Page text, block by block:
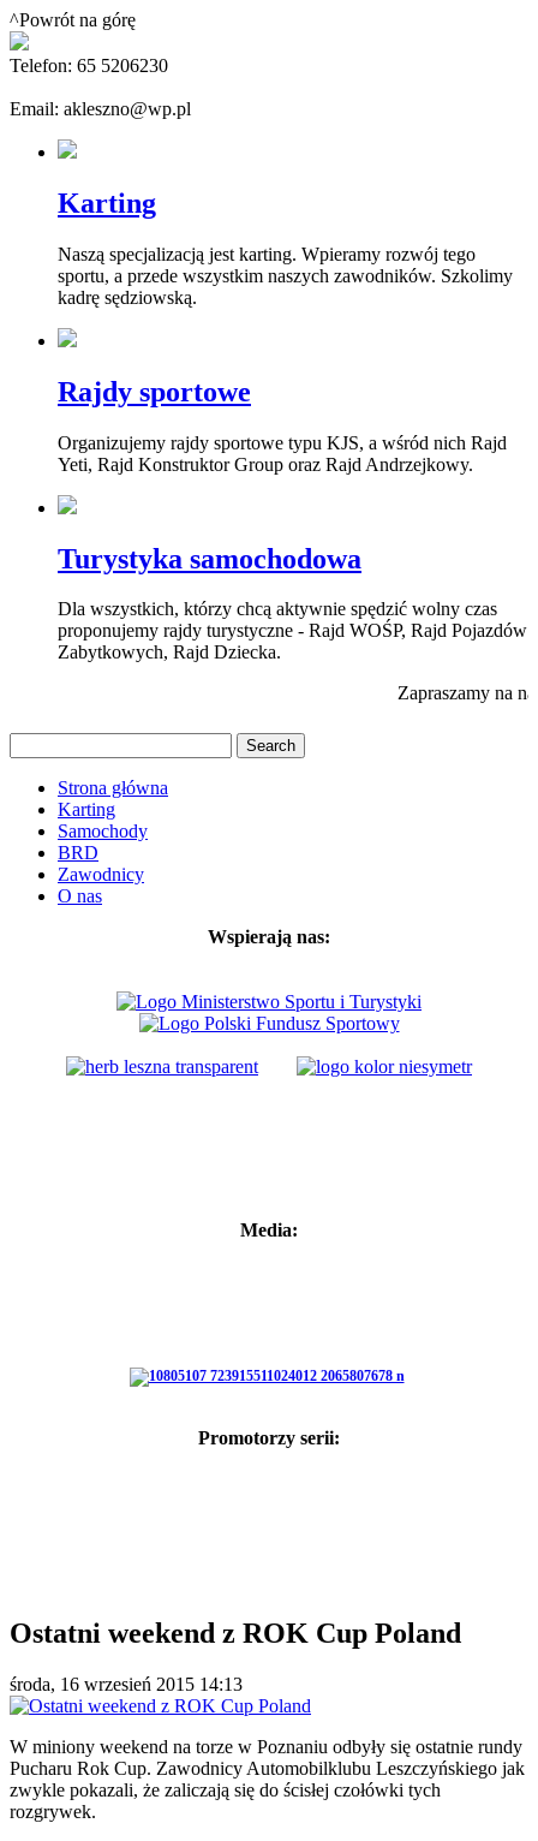
^Powrót na górę
Telefon: 65 5206230
Email: akleszno@wp.pl
Karting
Naszą specjalizacją jest karting. Wpieramy rozwój tego
sportu, a przede wszystkim naszych zawodników. Szkolimy
kadrę sędziowską.
Rajdy sportowe
Organizujemy rajdy sportowe typu KJS, a wśród nich Rajd
Yeti, Rajd Konstruktor Group oraz Rajd Andrzejkowy.
Turystyka samochodowa
Dla wszystkich, którzy chcą aktywnie spędzić wolny czas
proponujemy rajdy turystyczne - Rajd WOŚP, Rajd Pojazdów
Zabytkowych, Rajd Dziecka.
Zapraszamy na
Strona główna
Karting
Samochody
BRD
Zawodnicy
O nas
Wspierają nas:
Media:
Promotorzy serii:
Ostatni weekend z ROK Cup Poland
środa, 16 wrzesień 2015 14:13
W miniony weekend na torze w Poznaniu odbyły się ostatnie rundy
Pucharu Rok Cup. Zawodnicy Automobilklubu Leszczyńskiego jak
zwykle pokazali, że zaliczają się do ścisłej czołówki tych
rozgrywek.